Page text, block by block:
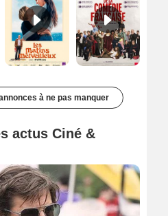
à ne pas manquer
actus Ciné &